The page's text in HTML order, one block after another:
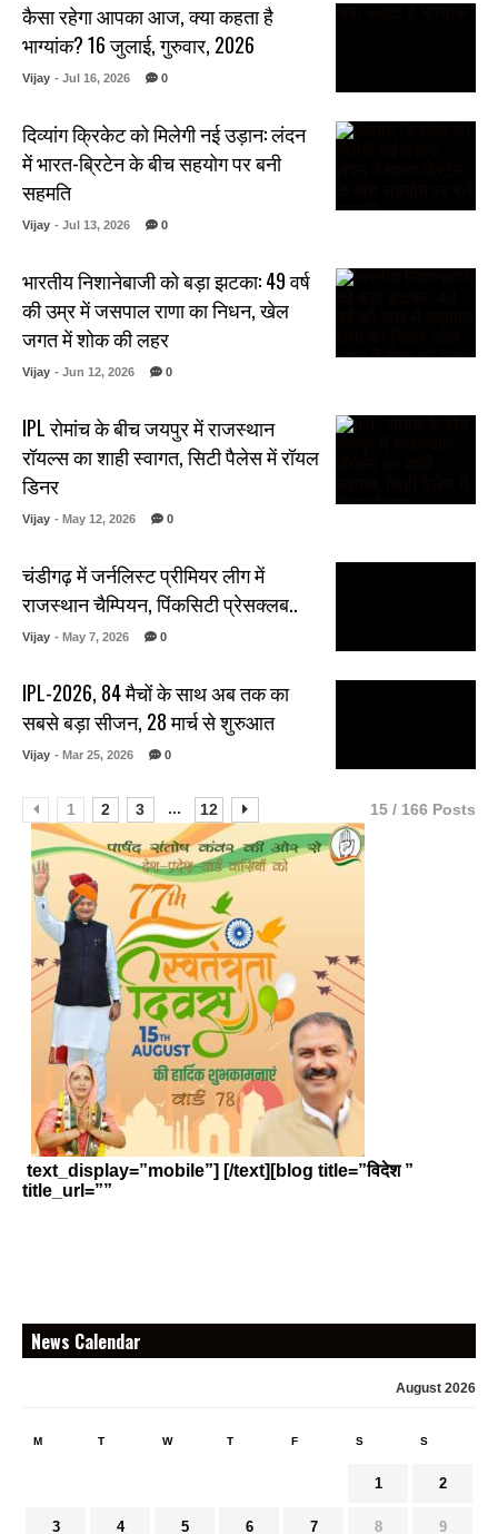
कैसा रहेगा आपका आज, क्या कहता है
भाग्यांक? 16 जुलाई, गुरुवार, 2026
Vijay - Jul 16, 2026 0
दिव्यांग क्रिकेट को मिलेगी नई उड़ान: लंदन
में भारत-ब्रिटेन के बीच सहयोग पर बनी
सहमति
Vijay - Jul 13, 2026 0
भारतीय निशानेबाजी को बड़ा झटका: 49 वर्ष
की उम्र में जसपाल राणा का निधन, खेल
जगत में शोक की लहर
Vijay - Jun 12, 2026 0
IPL रोमांच के बीच जयपुर में राजस्थान
रॉयल्स का शाही स्वागत, सिटी पैलेस में रॉयल
डिनर
Vijay - May 12, 2026 0
चंडीगढ़ में जर्नलिस्ट प्रीमियर लीग में
राजस्थान चैम्पियन, पिंकसिटी प्रेसक्लब..
Vijay - May 7, 2026 0
IPL-2026, 84 मैचों के साथ अब तक का
सबसे बड़ा सीजन, 28 मार्च से शुरुआत
Vijay - Mar 25, 2026 0
1 2 3 ... 12 15 / 166 Posts
text_display=”mobile”] [/text][blog title=”विदेश ”
title_url=””
News Calendar
August 2026
M T W T F S S
1 2
3 4 5 6 7 8 9